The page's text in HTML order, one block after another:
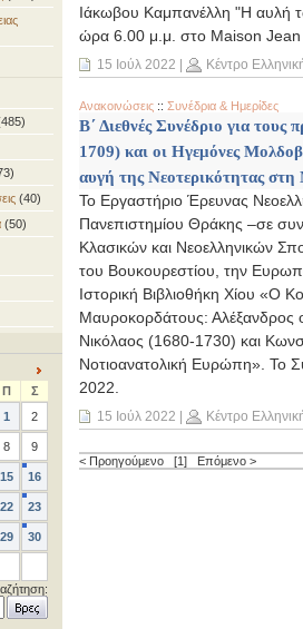
(40)
(50)
>
Π
Σ
1
2
8 9
15 16
22 23
29 30
Ιάκωβου Καμπανέλλη "Η αυλή
ώρα 6.00 μ.μ. στο Maison Jean
15 Ιούλ 2022 Κέντρο
Ανακοινώσεις :: Συνέδρια & Ημερίδες
Β΄ Διεθνές Συνέδριο για
1709) και οι Ηγεμόνες
αυγή της Νεοτερικότητας
Το Εργαστήριο Έρευνας
Πανεπιστημίου Θράκης –σε
Κλασικών και Νεοελληνικών
του Βουκουρεστίου, την
Ιστορική Βιβλιοθήκη Χίου «Ο
Μαυροκορδάτους: Αλέξανδρος
Νικόλαος (1680-1730) και
Νοτιοανατολική Ευρώπη». Το
2022.
15 Ιούλ 2022 Κέντρο
< Προηγούμενο [1] Επόμενο >